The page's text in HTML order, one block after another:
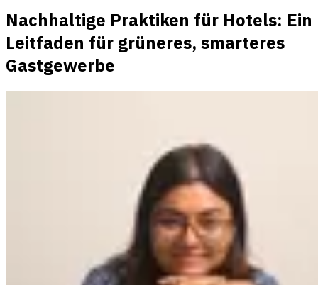
Nachhaltige Praktiken für Hotels: Ein
Leitfaden für grüneres, smarteres
Gastgewerbe